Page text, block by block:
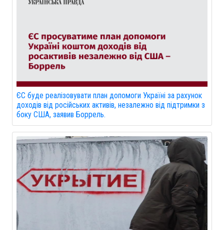
ЄС буде реалізовувати план допомоги Україні за рахунок
доходів від російських активів, незалежно від підтримки з
боку США, заявив Боррель.